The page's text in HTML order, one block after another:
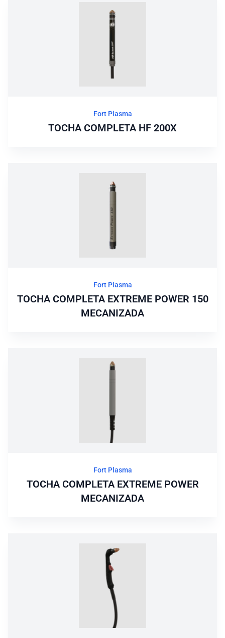
Fort Plasma
TOCHA COMPLETA HF 200X
Fort Plasma
TOCHA COMPLETA EXTREME POWER 150
MECANIZADA
Fort Plasma
TOCHA COMPLETA EXTREME POWER
MECANIZADA